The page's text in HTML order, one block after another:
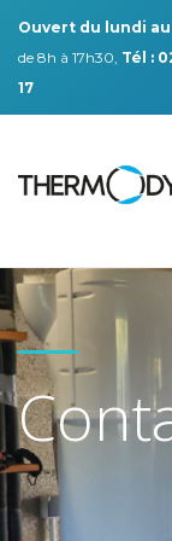
Ouvert du lundi
de 8h à 17h30, Tél :
17